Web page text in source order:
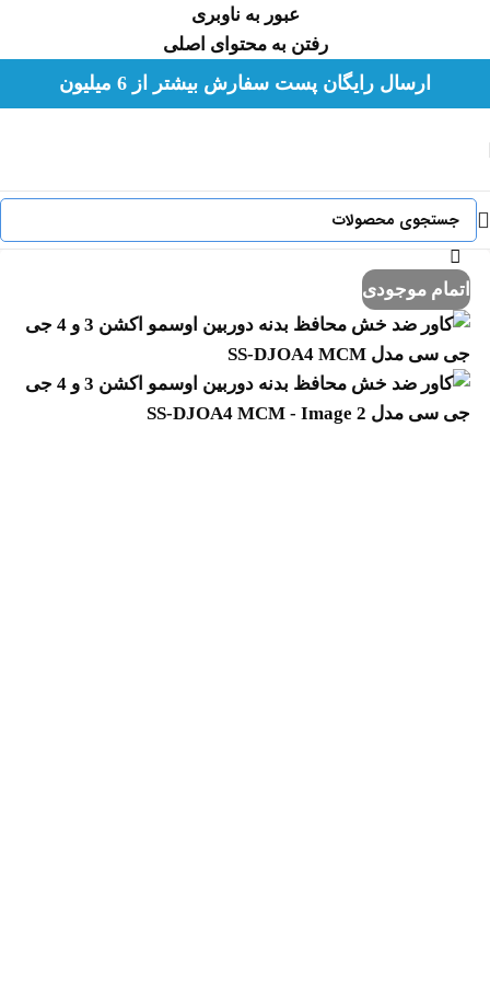
عبور به ناوبری
رفتن به محتوای اصلی
لطفا هورشید را در شبکه های اجتماعی با شناسه
hoorshidshop@ دنبال کنید.
ارسال رایگان پست سفارش بیشتر از 6 میلیون
اتمام موجودی